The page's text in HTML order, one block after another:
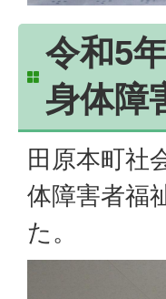
令和5
身体障
田原本町社
体障害者福
た。